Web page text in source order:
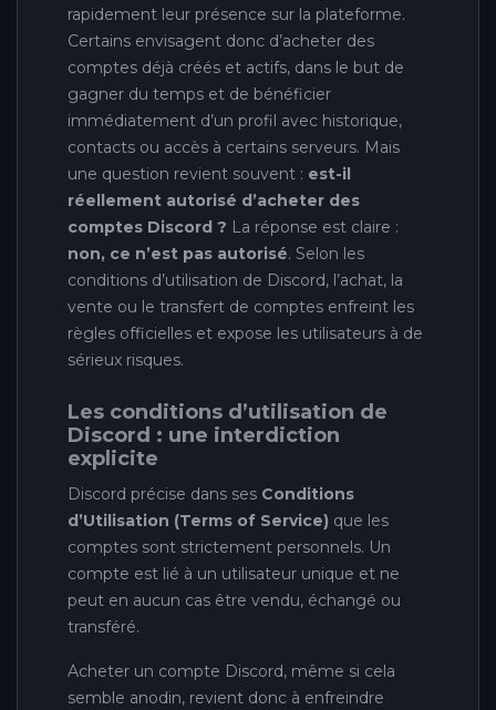
rapidement leur présence sur la plateforme.
Certains envisagent donc d’acheter des
comptes déjà créés et actifs, dans le but de
gagner du temps et de bénéficier
immédiatement d’un profil avec historique,
contacts ou accès à certains serveurs. Mais
une question revient souvent : est-il
réellement autorisé d’acheter des
comptes Discord ? La réponse est claire :
non, ce n’est pas autorisé. Selon les
conditions d’utilisation de Discord, l’achat, la
vente ou le transfert de comptes enfreint les
règles officielles et expose les utilisateurs à de
sérieux risques.
Les conditions d’utilisation de
Discord : une interdiction
explicite
Discord précise dans ses Conditions
d’Utilisation (Terms of Service) que les
comptes sont strictement personnels. Un
compte est lié à un utilisateur unique et ne
peut en aucun cas être vendu, échangé ou
transféré.
Acheter un compte Discord, même si cela
semble anodin, revient donc à enfreindre